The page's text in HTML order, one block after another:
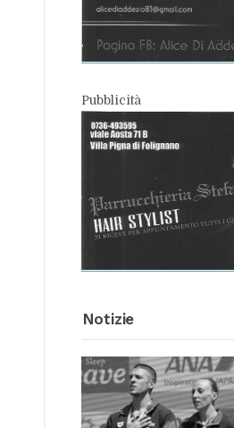
Pub­bli­ci­tà
No­ti­zie